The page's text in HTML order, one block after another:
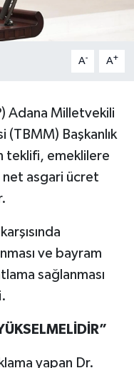
A- A+
Adana Milletvekili
(TBMM) Başkanlık
teklifi, emeklilere
net asgari ücret
ve bayram
sağlanması
yapan Dr.